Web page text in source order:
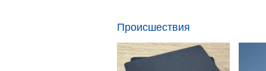
Происшествия